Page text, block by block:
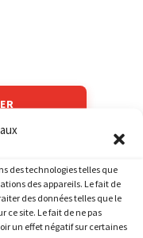
des technologies telles que
des appareils. Le fait de
des données telles que le
ce site. Le fait de ne pas
un effet négatif sur certaines